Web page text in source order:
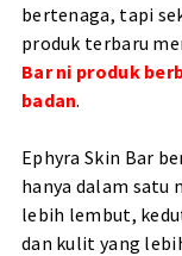
bertenaga, tapi
produk terbaru
Bar ni produk
badan.
Ephyra Skin Bar
hanya dalam satu
lebih lembut,
dan kulit yang